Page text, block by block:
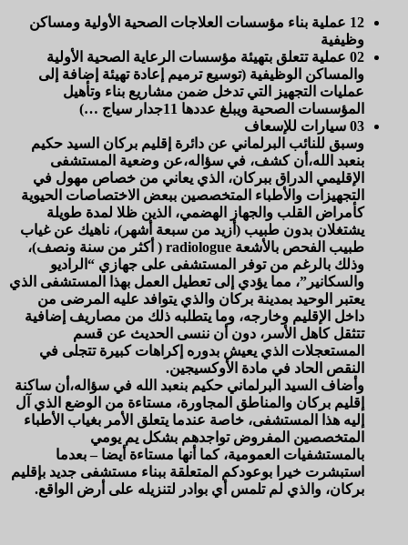
12 عملية بناء مؤسسات العلاجات الصحية الأولية ومساكن
وظيفية
02 عملية تتعلق بتهيئة مؤسسات الرعاية الصحية الأولية
والمساكن الوظيفية (توسيع ترميم إعادة تهيئة إضافة إلى
عمليات التجهيز التي تدخل ضمن مشاريع بناء وتأهيل
المؤسسات الصحية ويبلغ عددها 11جدار سياج …)
03 سيارات للإسعاف
وسبق للنائب البرلماني عن دائرة إقليم بركان السيد حكيم
بنعبد الله،أن كشف، في سؤاله،عن وضعية المستشفى
الإقليمي الدراق ببركان، الذي يعاني من خصاص مهول في
التجهيزات والأطباء المتخصصين ببعض الاختصاصات الحيوية
كأمراض القلب والجهاز الهضمي، الذين ظلا لمدة طويلة
يشتغلان بدون طبيب (أزيد من سبعة أشهر)، ناهيك عن غياب
طبيب الفحص بالأشعة radiologue ( أكثر من سنة ونصف)،
وذلك بالرغم من توفر المستشفى على جهازي “الراديو
والسكانير”، مما يؤدي إلى تعطيل العمل بهذا المستشفى الذي
يعتبر الوحيد بمدينة بركان والذي يتوافد عليه المرضى من
داخل الإقليم وخارجه، وما يتطلبه ذلك من مصاريف إضافية
تتثقل كاهل الأسر، دون أن ننسى الحديث عن قسم
المستعجلات الذي يعيش بدوره إكراهات كبيرة تتجلى في
النقص الحاد في مادة الأوكسيجين.
وأضاف السيد البرلماني حكيم بنعبد الله في سؤاله،أن ساكنة
إقليم بركان والمناطق المجاورة، مستاءة من الوضع الذي آل
إليه هذا المستشفى، خاصة عندما يتعلق الأمر بغياب الأطباء
المتخصصين المفروض تواجدهم بشكل يم يومي
بالمستشفيات العمومية، كما أنها مستاءة أيضا – بعدما
استبشرت خيرا بوعودكم المتعلقة ببناء مستشفى جديد بإقليم
بركان، والذي لم تلمس أي بوادر لتنزيله على أرض الواقع.